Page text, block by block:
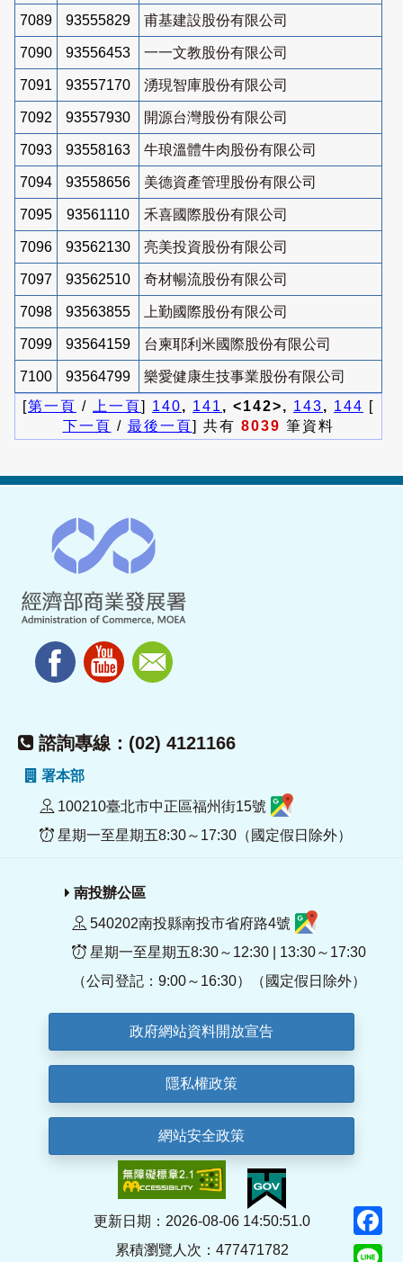
7089 93555829 甫基建設股份有限公司
7090 93556453 一一文教股份有限公司
7091 93557170 湧現智庫股份有限公司
7092 93557930 開源台灣股份有限公司
7093 93558163 牛琅溫體牛肉股份有限公司
7094 93558656 美德資產管理股份有限公司
7095 93561110 禾喜國際股份有限公司
7096 93562130 亮美投資股份有限公司
7097 93562510 奇材暢流股份有限公司
7098 93563855 上勤國際股份有限公司
7099 93564159 台柬耶利米國際股份有限公司
7100 93564799
樂愛健康生技事業股份有限公司
[第一頁 / 上一頁] 140, 141 , <142>, 143, 144 [
下一頁 / 最後一頁] 共有 8039 筆資料
諮詢專線：(02) 4121166
署本部
100210臺北市中正區福州街15號
星期一至星期五8:30～17:30（國定假日除外）
南投辦公區
540202南投縣南投市省府路4號
星期一至星期五8:30～12:30 | 13:30～17:30
（公司登記：9:00～16:30）（國定假日除外）
政府網站資料開放宣告
隱私權政策
網站安全政策
更新日期：2026-08-06 14:50:51.0
累積瀏覽人次：477471782